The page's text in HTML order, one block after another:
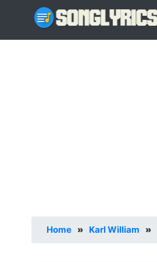
Home » Karl William »